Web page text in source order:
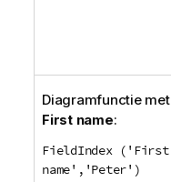
Diagramfunctie met
First name:
FieldIndex ('First
name','Peter')